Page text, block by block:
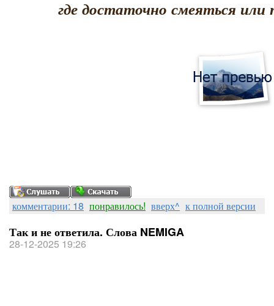
где достаточно смеяться или
комментарии: 18 понравилось! вверх^ к полной версии
Так и не ответила. Слова NEMIGA
28-12-2025 19:26